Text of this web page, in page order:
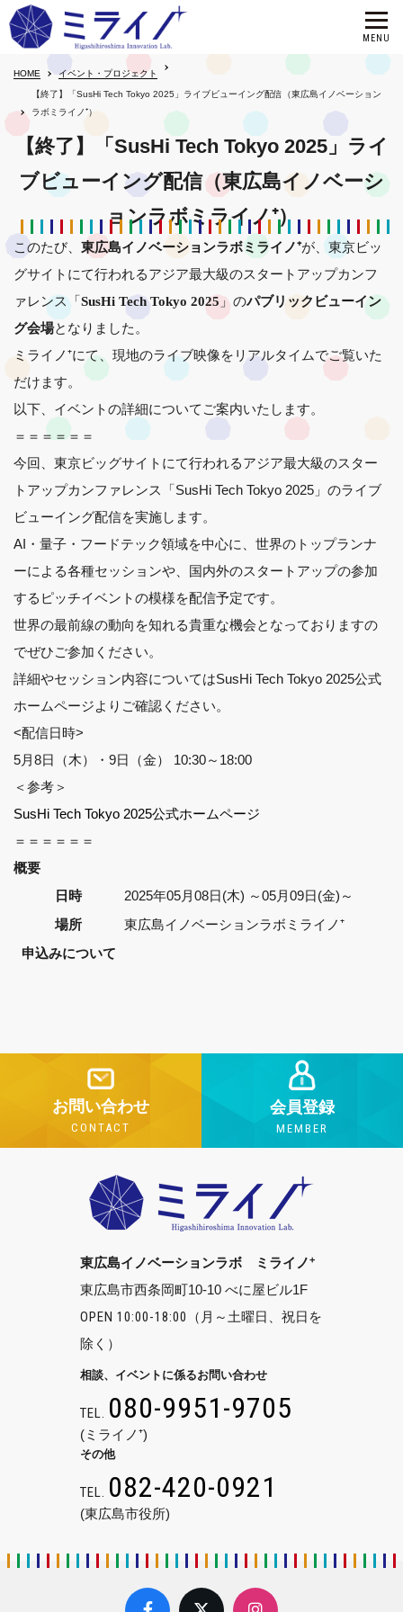
HOME イベント・プロジェクト
【終了】「SusHi Tech Tokyo 2025」ライブビューイング配信（東広島イノベーション
ラボミライノ⁺）
【終了】「SusHi Tech Tokyo 2025」ライ
ブビューイング配信（東広島イノベーシ
ョンラボミライノ⁺）
このたび、 東広島イノベーションラボミライノ⁺が、東京ビッ
グサイトにて行われるアジア最大級のスタートアップカンフ
ァレンス「SusHi Tech Tokyo 2025 」のパブリックビューイン
グ会場となりました。
ミライノ⁺にて、現地のライブ映像をリアルタイムでご覧いた
だけます。
以下、イベントの詳細についてご案内いたします。
＝＝＝＝＝＝
今回、東京ビッグサイトにて行われるアジア最大級のスター
トアップカンファレンス「SusHi Tech Tokyo 2025」のライブ
ビューイング配信を実施します。
AI・量子・フードテック領域を中心に、世界のトップランナ
ーによる各種セッションや、国内外のスタートアップの参加
するピッチイベントの模様を配信予定です。
世界の最前線の動向を知れる貴重な機会となっておりますの
でぜひご参加ください。
詳細やセッション内容についてはSusHi Tech Tokyo 2025公式
ホームページよりご確認ください。
<配信日時>
5月8日（木）・9日（金） 10:30～18:00
＜参考＞
SusHi Tech Tokyo 2025公式ホームページ
＝＝＝＝＝＝
概要
日時
2025年05月08日(木) ～05月09日(金)～
場所
東広島イノベーションラボミライノ⁺
申込みについて
お問い合わせ
CONTACT
会員登録
MEMBER
東広島イノベーションラボ ミライノ+
東広島市西条岡町10-10 べに屋ビル1F
OPEN 10:00-18:00
（月～土曜日、祝日を
除く）
相談、イベントに係るお問い合わせ
TEL. 080-9951-9705
(ミライノ⁺)
その他
TEL. 082-420-0921
(東広島市役所)